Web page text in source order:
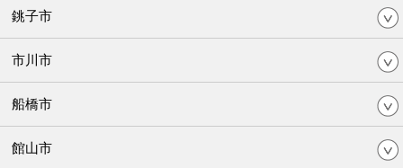
銚子市
市川市
船橋市
館山市